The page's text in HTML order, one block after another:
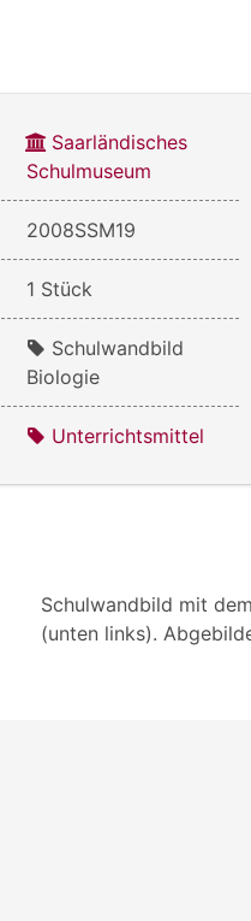
Saarländisches
Schulmuseum
2008SSM19
1 Stück
Schulwandbild
Biologie
Unterrichtsmittel
Schulwandbild mit
(unten links).